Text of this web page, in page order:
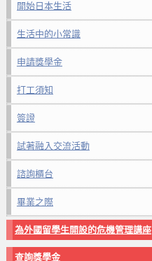
開始日本生活
生活中的小常識
申請獎學金
打工須知
簽證
試著融入交流活動
諮詢櫃台
畢業之際
為外國留學生開設的危機管理講座
查詢獎學金